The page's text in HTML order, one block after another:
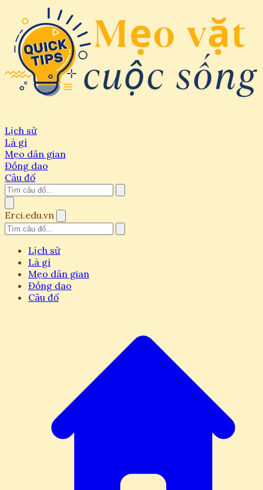
Lịch sử
Là gì
Mẹo dân gian
Đồng dao
Câu đố
Erci.edu.vn
Lịch sử
Là gì
Mẹo dân gian
Đồng dao
Câu đố